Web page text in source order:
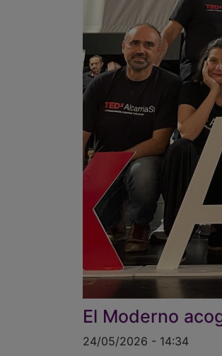
El Moderno
24/05/2026 - 14:34